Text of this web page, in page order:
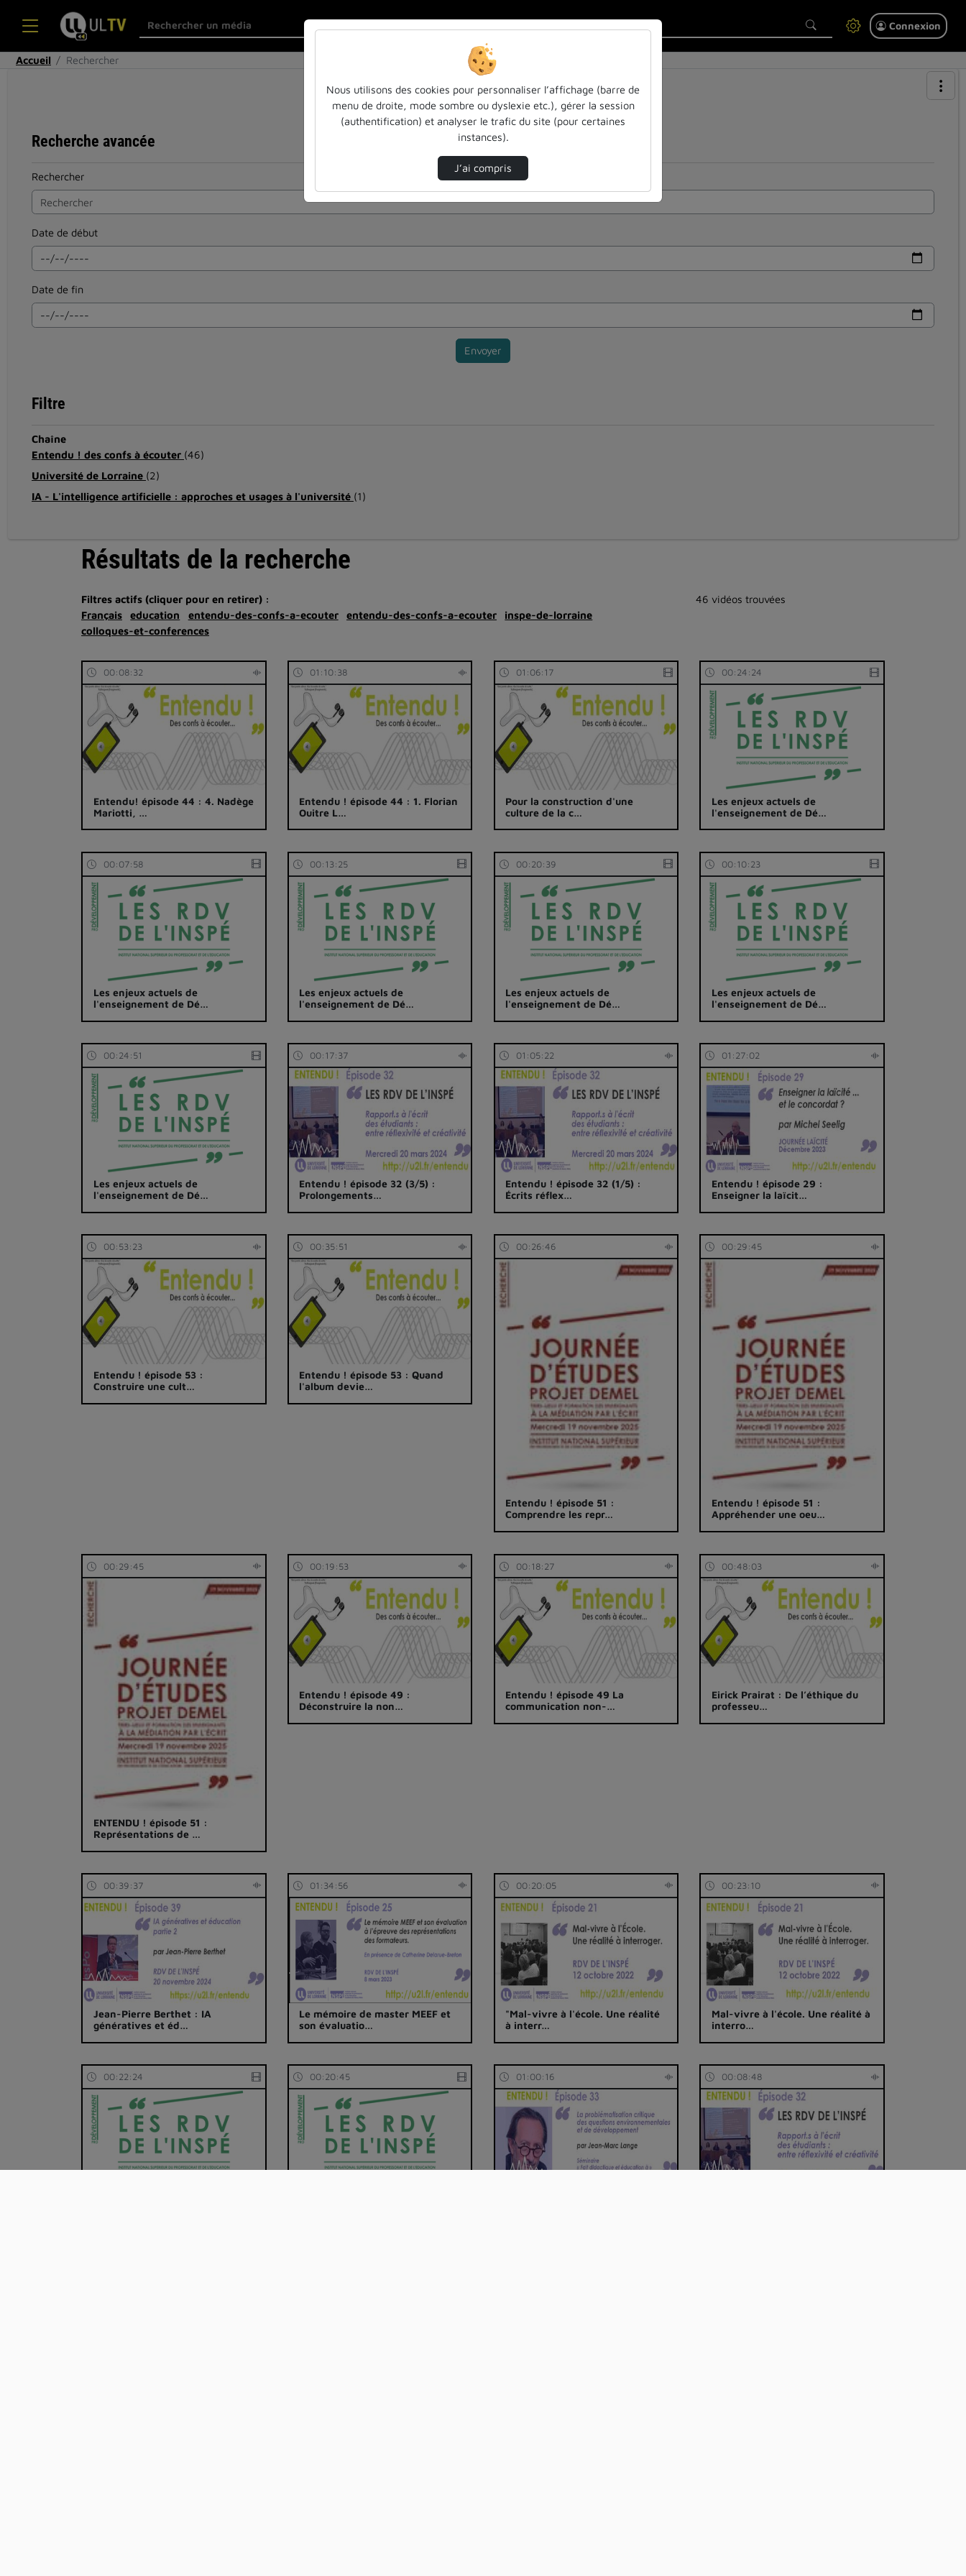
Connexion
Accueil Rechercher
Recherche avancée
Rechercher
Date de début
Date de fin
Envoyer
Filtre
Chaîne
Entendu ! des confs à écouter (46)
Université de Lorraine (2)
IA - L'intelligence artificielle : approches et usages à l'université (1)
Résultats de la recherche
Filtres actifs (cliquer pour en retirer) :
Français
education entendu-des-confs-a-ecouter entendu-des-confs-a-ecouter
inspe-de-lorraine
colloques-et-conferences
46 vidéos trouvées
00:08:32
Entendu! épisode 44 : 4. Nadège
Mariotti, …
01:10:38
Entendu ! épisode 44 : 1. Florian
Ouitre L…
01:06:17
Pour la construction d'une
culture de la c…
00:24:24
Les enjeux actuels de
l'enseignement de Dé…
00:07:58
Les enjeux actuels de
l'enseignement de Dé…
00:13:25
Les enjeux actuels de
l'enseignement de Dé…
00:20:39
Les enjeux actuels de
l'enseignement de Dé…
00:10:23
Les enjeux actuels de
l'enseignement de Dé…
00:24:51
Les enjeux actuels de
l'enseignement de Dé…
00:17:37
Entendu ! épisode 32 (3/5) :
Prolongements…
01:05:22
Entendu ! épisode 32 (1/5) :
Écrits réflex…
01:27:02
Entendu ! épisode 29 :
Enseigner la laïcit…
00:53:23
Entendu ! épisode 53 :
Construire une cult…
00:35:51
Entendu ! épisode 53 : Quand
l'album devie…
00:26:46
Entendu ! épisode 51 :
Comprendre les repr…
00:29:45
Entendu ! épisode 51 :
Appréhender une oeu…
00:29:45
ENTENDU ! épisode 51 :
Représentations de …
00:19:53
Entendu ! épisode 49 :
Déconstruire la non…
00:18:27
Entendu ! épisode 49 La
communication non-…
00:48:03
Eirick Prairat : De l’éthique du
professeu…
00:39:37
Jean-Pierre Berthet : IA
génératives et éd…
01:34:56
Le mémoire de master MEEF et
son évaluatio…
00:20:05
"Mal-vivre à l'école. Une réalité
à interr…
00:23:10
Mal-vivre à l'école. Une réalité à
interro…
00:22:24 00:20:45 01:00:16 00:08:48
Nous utilisons des cookies pour personnaliser l’affichage (barre de
menu de droite, mode sombre ou dyslexie etc.), gérer la session
(authentification) et analyser le trafic du site (pour certaines
instances).
J’ai compris